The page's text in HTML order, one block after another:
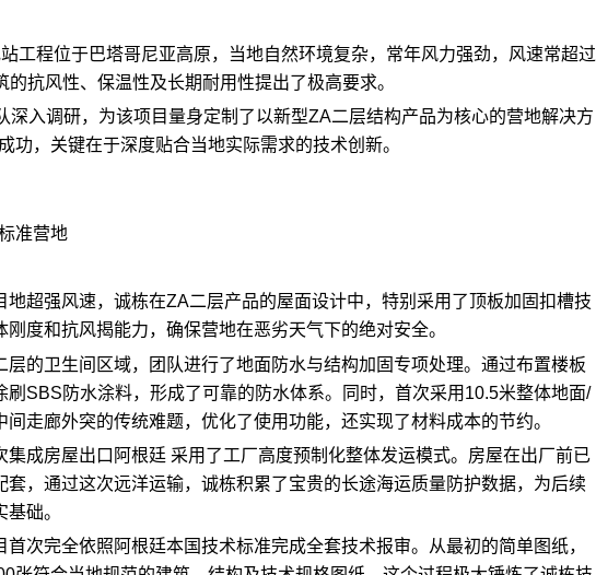
工程位于巴塔哥尼亚高原，当地自然环境复杂，常年风力强劲，风速常超过
抗风性、保温性及长期耐用性提出了极高要求。
深入调研，为该项目量身定制了以新型ZA二层结构产品为核心的营地解决方
功，关键在于深度贴合当地实际需求的技术创新。
准营地
地超强风速，诚栋在ZA二层产品的屋面设计中，特别采用了顶板加固扣槽技
度和抗风揭能力，确保营地在恶劣天气下的绝对安全。
层的卫生间区域，团队进行了地面防水与结构加固专项处理。通过布置楼板
刷SBS防水涂料，形成了可靠的防水体系。同时，首次采用10.5米整体地面/
走廊外突的传统难题，优化了使用功能，还实现了材料成本的节约。
集成房屋出口阿根廷 采用了工厂高度预制化整体发运模式。房屋在出厂前已
套，通过这次远洋运输，诚栋积累了宝贵的长途海运质量防护数据，为后续
础。
次完全依照阿根廷本国技术标准完成全套技术报审。从最初的简单图纸，